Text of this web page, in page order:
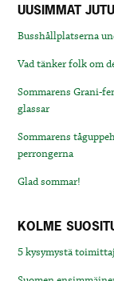
UUSIMMAT
Busshållplatserna
Vad tänker folk om
Sommarens Grani-
glassar
Sommarens
perrongerna
Glad sommar!
KOLME
5 kysymystä